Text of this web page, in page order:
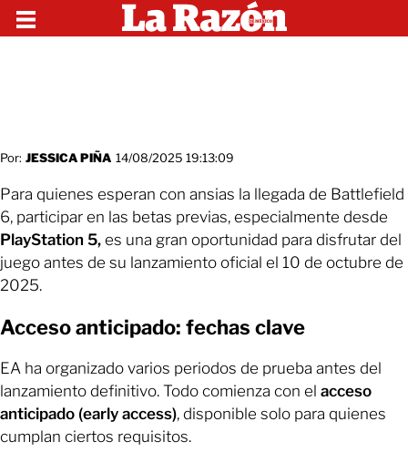
Por: JESSICA PIÑA 14/08/2025 19:13:09
Para quienes esperan con ansias la llegada de Battlefield
6, participar en las betas previas, especialmente desde
PlayStation 5, es una gran oportunidad para disfrutar del
juego antes de su lanzamiento oficial el 10 de octubre de
2025.
Acceso anticipado: fechas clave
EA ha organizado varios periodos de prueba antes del
lanzamiento definitivo. Todo comienza con el acceso
anticipado (early access), disponible solo para quienes
cumplan ciertos requisitos.